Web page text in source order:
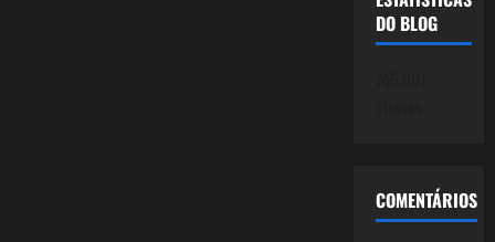
DO BLOG
COMENTÁRIOS